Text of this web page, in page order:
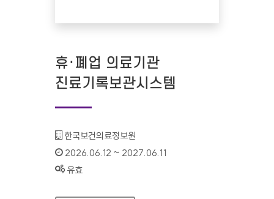
휴·폐업 의료기관
진료기록보관시스템
기관명 :
한국보건의료정보원
인증기간 :
2026.06.12 ~ 2027.06.11
상태 :
유효